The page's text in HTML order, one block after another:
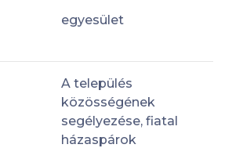
egyesület
A település
közösségének
segélyezése, fiatal
házaspárok